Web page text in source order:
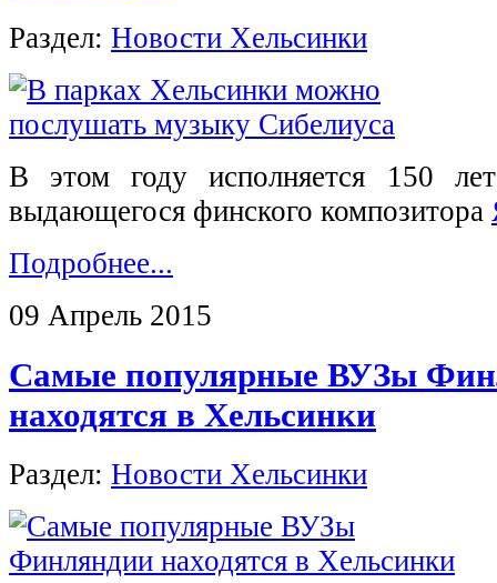
Раздел: Новости Хельсинки
В этом году исполняется 150
выдающегося финского композитора
Подробнее...
09 Апрель 2015
Самые популярные ВУЗы
находятся в Хельсинки
Раздел: Новости Хельсинки